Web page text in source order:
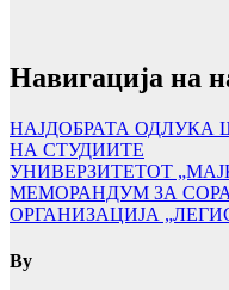
Навигација на
НАЈДОБРАТА ОДЛУКА
НА СТУДИИТЕ
УНИВЕРЗИТЕТОТ
МЕМОРАНДУМ ЗА
ОРГАНИЗАЦИЈА
By